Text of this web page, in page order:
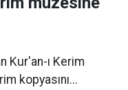
Kur'an-ı Kerim
kopyasını...